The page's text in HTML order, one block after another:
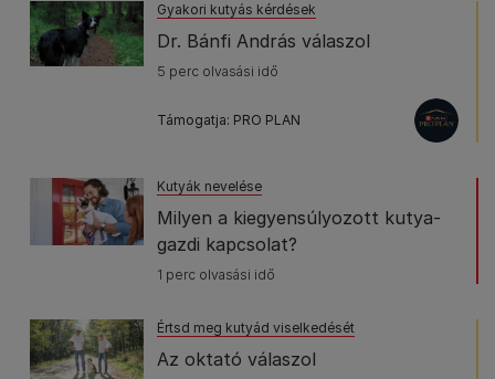
Gyakori kutyás kérdések
Dr. Bánfi András válaszol
5 perc olvasási idő
Támogatja: PRO PLAN
Kutyák nevelése
Milyen a kiegyensúlyozott kutya-
gazdi kapcsolat?
1 perc olvasási idő
Értsd meg kutyád viselkedését
Az oktató válaszol